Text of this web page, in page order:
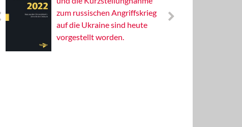
zum russischen Angriffskrieg
auf die Ukraine sind heute
vorgestellt worden.